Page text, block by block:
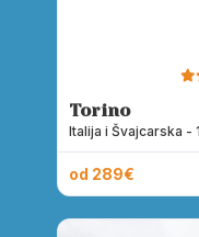
Torino
Italija i Švajcarska -
od 289€